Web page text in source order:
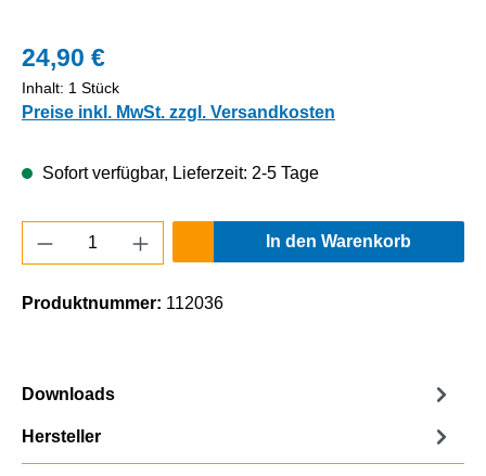
24,90 €
Inhalt: 1 Stück
Preise inkl. MwSt. zzgl. Versandkosten
Sofort verfügbar, Lieferzeit: 2-5 Tage
Produkt Anzahl: Gib den gewünschten
In den Warenkorb
Produktnummer: 112036
Downloads
Hersteller